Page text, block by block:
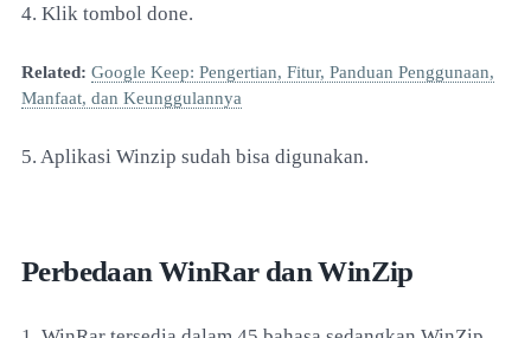
4. Klik tombol done.
Related: Google Keep: Pengertian, Fitur, Panduan Penggunaan,
Manfaat, dan Keunggulannya
5. Aplikasi Winzip sudah bisa digunakan.
Perbedaan WinRar dan WinZip